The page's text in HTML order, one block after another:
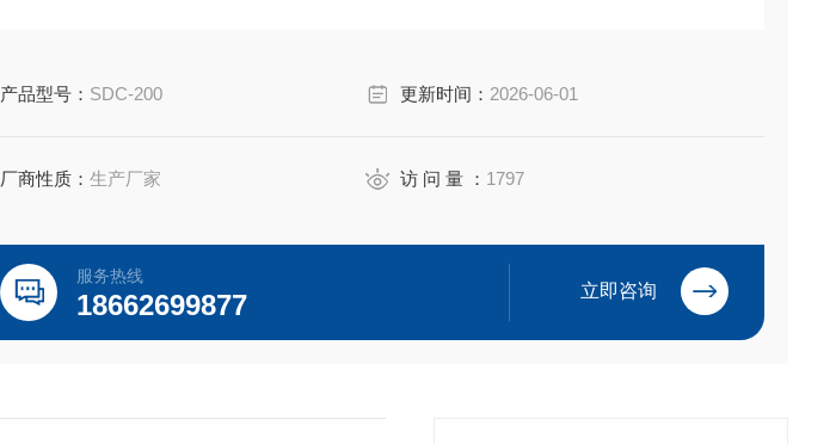
产品型号： SDC-200 更新时间： 2026-06-01
厂商性质：生产厂家 访 问 量 ： 1797
服务热线
18662699877 立即咨询